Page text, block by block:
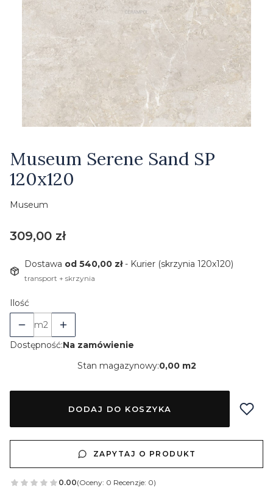
Museum Serene Sand SP
120x120
Museum
Cena
309,00 zł
Dostawa od 540,00 zł- Kurier (skrzynia 120x120)
transport + skrzynia
Ilość
m2
Dostępność:Na zamówienie
Stan magazynowy:0,00 m2
DODAJ DO KOSZYKA
ZAPYTAJ O PRODUKT
0.00(Oceny: 0 Recenzje: 0)